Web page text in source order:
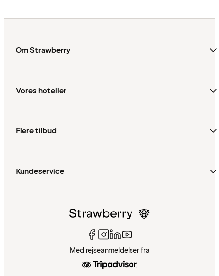
Om Strawberry
Vores hoteller
Flere tilbud
Kundeservice
Med rejseanmeldelser fra